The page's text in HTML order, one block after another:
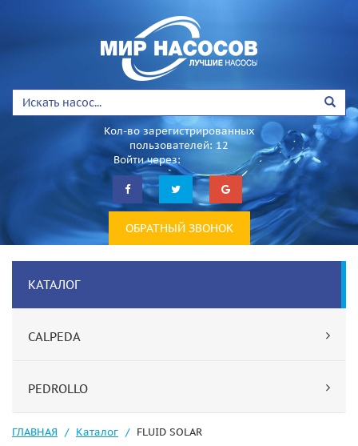
Кол-во зарегистрированных
пользователей: 12
Войти через:
ОБРАТНЫЙ ЗВОНОК
КАТАЛОГ
CALPEDA
PEDROLLO
ГЛАВНАЯ Каталог FLUID SOLAR